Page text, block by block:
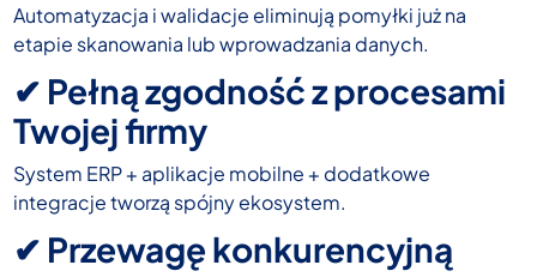
Automatyzacja i walidacje eliminują pomyłki już na
etapie skanowania lub wprowadzania danych.
✔ Pełną zgodność z procesami
Twojej firmy
System ERP + aplikacje mobilne + dodatkowe
integracje tworzą spójny ekosystem.
✔ Przewagę konkurencyjną